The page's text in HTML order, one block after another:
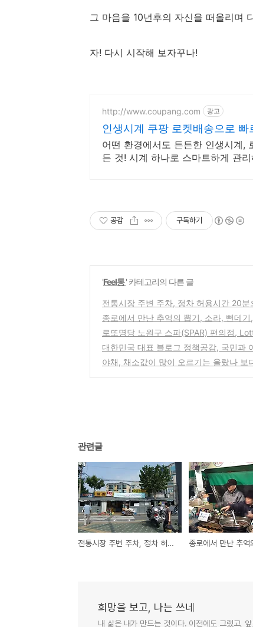
그 마음을 10년후의 자신을 떠올리며
자! 다시 시작해 보자꾸나!
http://www.coupang.com 광고
인생시계 쿠팡 로켓배송으로 빠
어떤 환경에서도 튼튼한 인생시계,
든 것! 시계 하나로 스마트하게 관리
공감 구독하기
'Feel통' 카테고리의 다른 글
전통시장 주변 주차, 정차 허용시간 20
종로에서 만난 추억의 뽑기, 소라, 뻔데기
로또명당 노원구 스파(SPAR) 편의점,
대한민국 대표 블로그 정책공감, 국민과
야채, 채소값이 많이 오르기는 올랐나 보
관련글
전통시장 주변 주차, 정차 허용시간 20분으로 연장과 재래시장의 변화
희망을 보고, 나는 쓰네
내 삶은 내가 만드는 것이다. 이전에도 그랬고,